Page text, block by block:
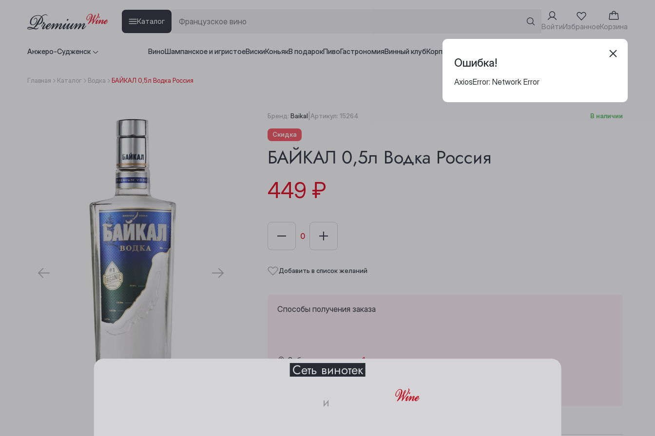
Каталог
ВойтиИзбранноеКорзина
Анжеро-Судженск ВиноШампанское и игристоеВискиКоньякВ подарокПивоГастрономияВинный клубКорпоративным клиентам Адреса винотек
Главная Каталог Водка БАЙКАЛ 0,5л Водка Россия
Бренд: Baikal Артикул: 15264 В наличии
Скидка
БАЙКАЛ 0,5л Водка Россия
449 ₽
Добавить в список желаний
Способы получения заказа
Забрать сегодня из 1 винотеки.
Выберите ваш город
Сеть винотек
и
Ошибка!
AxiosError: Network Error